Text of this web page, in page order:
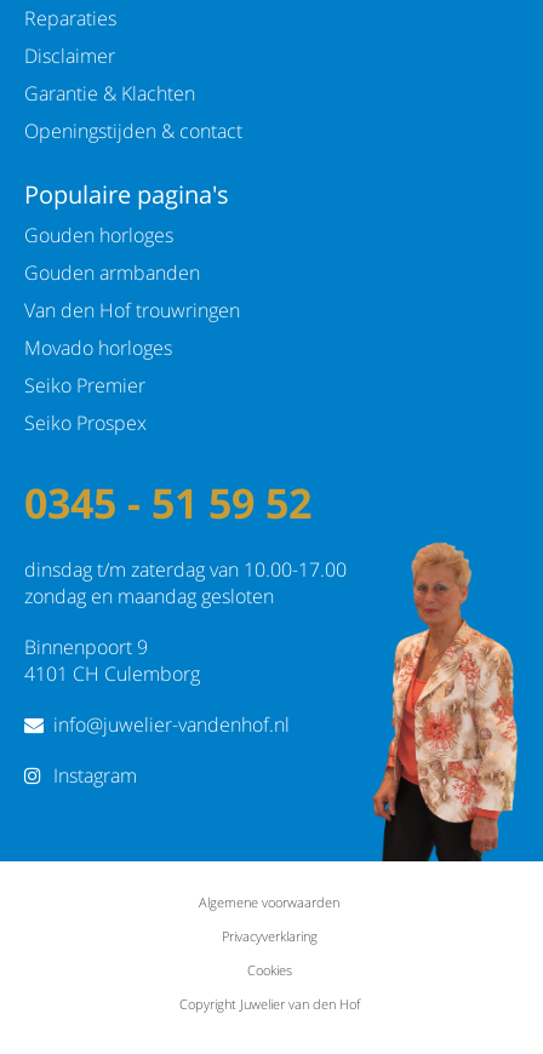
Reparaties
Disclaimer
Garantie & Klachten
Openingstijden & contact
Populaire pagina's
Gouden horloges
Gouden armbanden
Van den Hof trouwringen
Movado horloges
Seiko Premier
Seiko Prospex
0345 - 51 59 52
dinsdag t/m zaterdag van 10.00-17.00
zondag en maandag gesloten
Binnenpoort 9
4101 CH Culemborg
info@juwelier-vandenhof.nl
Instagram
Algemene voorwaarden
Privacyverklaring
Cookies
Copyright Juwelier van den Hof